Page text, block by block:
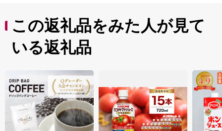
この返礼品をみた人が見て
いる返礼品